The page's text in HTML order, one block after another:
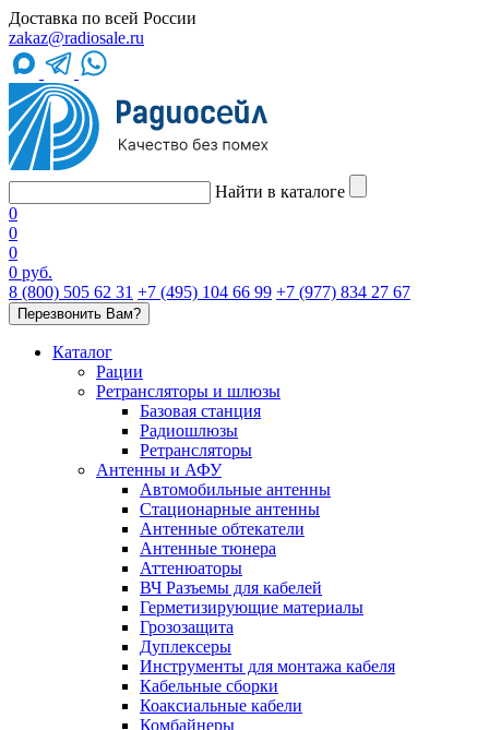
Доставка по всей России
zakaz@radiosale.ru
Найти в каталоге
0
0
0
0 руб.
8 (800) 505 62 31 +7 (495) 104 66 99 +7 (977) 834 27 67
Перезвонить Вам?
Каталог
Рации
Ретрансляторы и шлюзы
Базовая станция
Радиошлюзы
Ретрансляторы
Антенны и АФУ
Автомобильные антенны
Стационарные антенны
Антенные обтекатели
Антенные тюнера
Аттенюаторы
ВЧ Разъемы для кабелей
Герметизирующие материалы
Грозозащита
Дуплексеры
Инструменты для монтажа кабеля
Кабельные сборки
Коаксиальные кабели
Комбайнеры